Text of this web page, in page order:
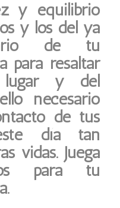
y equilibrio
y los del ya
de tu
para resaltar
y del
necesario
de tus
día tan
vidas. Juega
para tu